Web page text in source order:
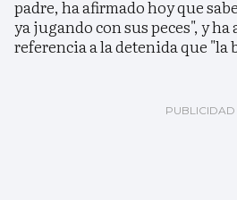
padre, ha afirmado hoy que
ya jugando con sus peces", y
referencia a la detenida que "la